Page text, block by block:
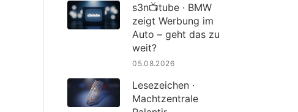
s3n📺tube · BMW
zeigt Werbung im
Auto – geht das zu
weit?
05.08.2026
Lesezeichen ·
Machtzentrale